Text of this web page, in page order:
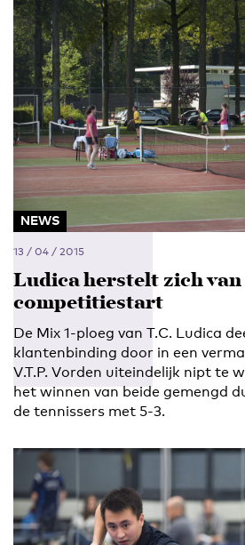
NEWS
13 / 04 / 2015
Ludica herstelt zich
competitiestart
De Mix 1-ploeg van T.C. Ludica
klantenbinding door in een
V.T.P. Vorden uiteindelijk nipt te
het winnen van beide gemengd
de tennissers met 5-3.